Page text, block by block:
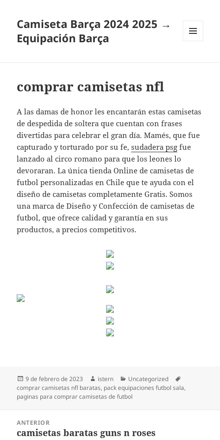
Camiseta Barça 2024 2025 →
Equipación Barça
comprar camisetas nfl
A las damas de honor les encantarán estas camisetas
de despedida de soltera que cuentan con frases
divertidas para celebrar el gran día. Mamés, que fue
capturado y torturado por su fe,sudadera psg fue
lanzado al circo romano para que los leones lo
devoraran. La única tienda Online de camisetas de
futbol personalizadas en Chile que te ayuda con el
diseño de camisetas completamente Gratis. Somos
una marca de Diseño y Confección de camisetas de
futbol, que ofrece calidad y garantía en sus
productos, a precios competitivos.
Publicado
el
9 de febrero de 2023 Autor
istern Categorías
Uncategorized
comprar camisetas nfl baratas, pack equipaciones futbol sala,
paginas para comprar camisetas de futbol
ANTERIOR
Entrada
camisetas baratas guns n roses